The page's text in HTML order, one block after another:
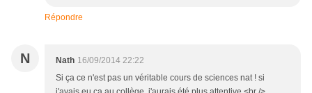
Répondre
N Nath 16/09/2014 22:22
Si ça ce n'est pas un véritable cours de sciences nat ! si